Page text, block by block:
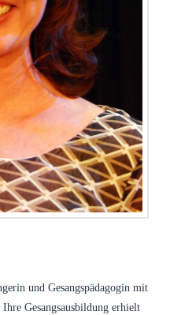
und Gesangs­päd­ago­gin mit
Gesangs­aus­bil­dung erhielt